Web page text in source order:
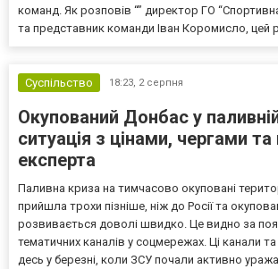
команд. Як розповів “” директор ГО
та представник команди Іван Коромисло, цей
Суспільство 18:23, 2 серпня
Окупований Донбас у
ситуація з цінами, чергами та
експерта
Паливна криза на тимчасово окуповані
прийшла трохи пізніше, ніж до Росії та
розвивається доволі швидко. Це видно за
тематичних каналів у соцмережах. Ці канали та
десь у березні, коли ЗСУ почали активно